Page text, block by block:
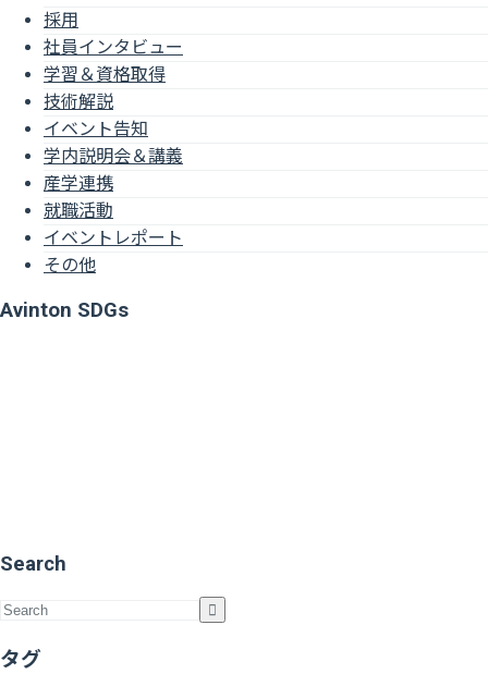
採用
社員インタビュー
学習＆資格取得
技術解説
イベント告知
学内説明会＆講義
産学連携
就職活動
イベントレポート
その他
Avinton SDGs
Search
タグ